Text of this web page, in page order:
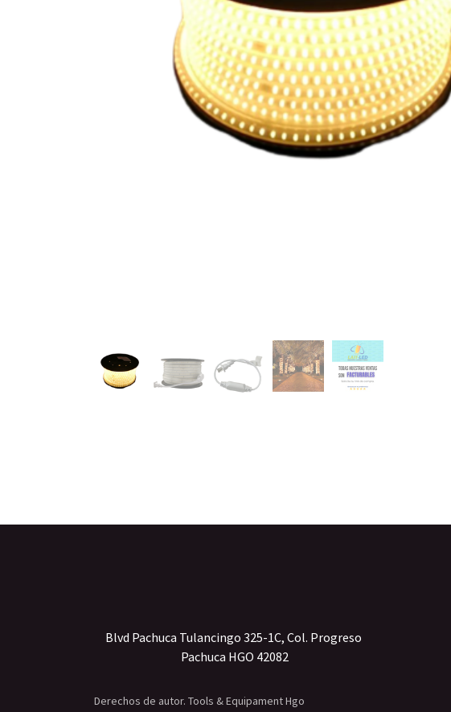
Blvd Pachuca Tulancingo 325-1C, Col. Progreso
Pachuca HGO 42082
Derechos de autor. Tools & Equipament Hgo